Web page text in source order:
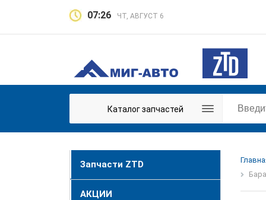
07:26 ЧТ, АВГУСТ 6
Каталог запчастей
Запчасти ZTD
АКЦИИ